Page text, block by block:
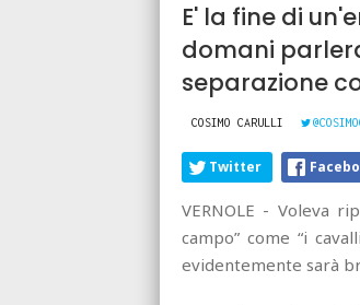
E' la fine di
domani
separazione
COSIMO CARULLI
Twitter
VERNOLE - Voleva
campo” come “i
evidentemente sarà